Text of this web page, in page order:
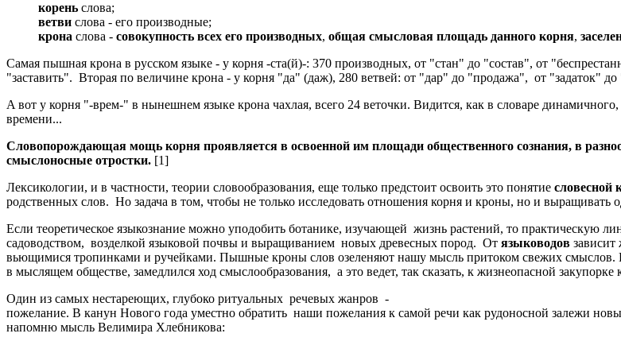
корень слова;
ветви слова - его производные;
крона слова - совокупность всех его производных, общая смысловая площадь данного корня,
Самая пышная крона в русском языке - у корня -ста(й)-: 370 производных, от "стан" до "состав", от
"заставить". Вторая по величине крона - у корня "да" (даж), 280 ветвей: от "дар" до "продажа", от "задаток"
A вот у корня "-врем-" в нынешнем языке крона чахлая, всего 24 веточки. Видится, как в словаре
времени...
Словопорождающая мощь корня проявляется в освоенной им площади общественного сознания, в
смыслоносные отростки. [1]
Лексикологии, и в частности, теории словообразования, еще только предстоит освоить это понятие словесной
родственных слов. Но задача в том, чтобы не только исследовать отношения корня и кроны, но и выращивать
Если теоретическое языкознание можно уподобить ботанике, изучающей жизнь растений, то практическую
садоводством, возделкой языковой почвы и выращиванием новых древесных пород. От языководов
вьющимися тропинками и ручейками. Пышные кроны слов озеленяют нашу мысль притоком свежих смыслов.
в мыслящем обществе, замедлился ход смыслообразования, а это ведет, так сказать, к жизнеопасной
Один из самых нестареющих, глубоко ритуальных речевых жанров -
пожелание. В канун Нового года уместно обратить наши пожелания к самой речи как рудоносной залежи
напомню мысль Велимира Хлебникова: